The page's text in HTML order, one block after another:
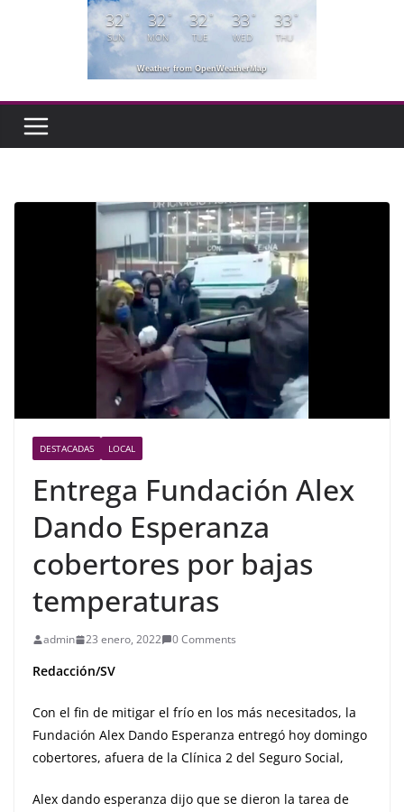
32 °
SUN
32°
MON
32 °
TUE
33°
WED
33°
THU
Weather from OpenWeatherMap
DESTACADAS LOCAL
Entrega Fundación Alex
Dando Esperanza
cobertores por bajas
temperaturas
admin 23 enero, 2022 0 Comments
Redacción/SV
Con el fin de mitigar el frío en los más necesitados, la
Fundación Alex Dando Esperanza entregó hoy domingo
cobertores, afuera de la Clínica 2 del Seguro Social,
Alex dando esperanza dijo que se dieron la tarea de